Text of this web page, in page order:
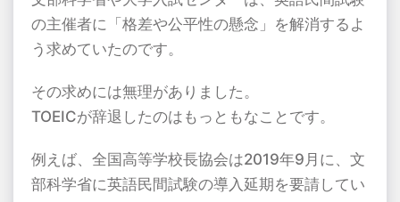
の主催者に「格差や公平性の懸念」を解消するよ
う求めていたのです。
その求めには無理がありました。
TOEICが辞退したのはもっともなことです。
例えば、全国高等学校長協会は2019年9 月に、文
部科学省に英語民間試験の導入延期を要請してい